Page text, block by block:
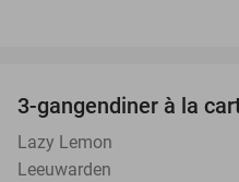
3-gangendiner à la
Lazy Lemon
Leeuwarden